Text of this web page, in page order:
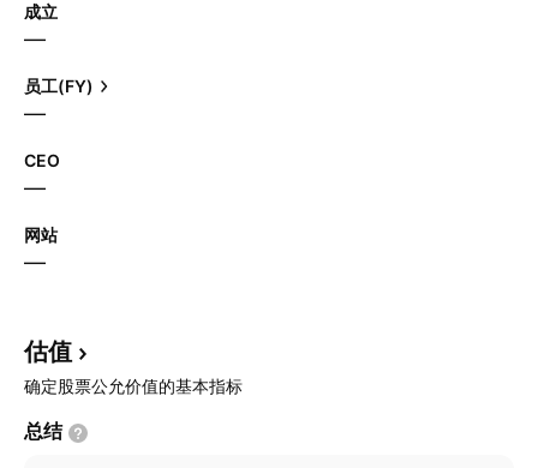
成立
—
员工(FY)
—
CEO
—
网站
—
估值
确定股票公允价值的基本指标
总结